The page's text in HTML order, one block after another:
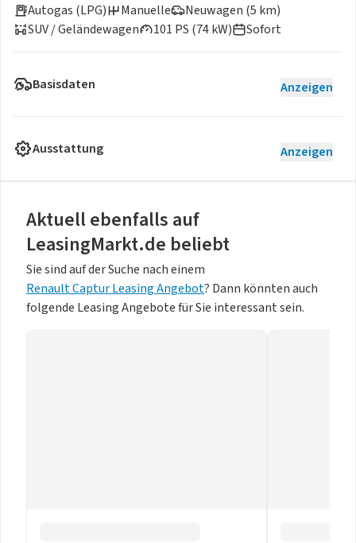
Autogas (LPG)
Neuwagen (5 km)
101 PS (74 kW)
Manuelle
SUV / Geländewagen
Sofort
Basisdaten Anzeigen
Ausstattung Anzeigen
Aktuell ebenfalls auf
LeasingMarkt.de beliebt
Sie sind auf der Suche nach einem
Renault Captur Leasing Angebot? Dann könnten auch
folgende Leasing Angebote für Sie interessant sein.